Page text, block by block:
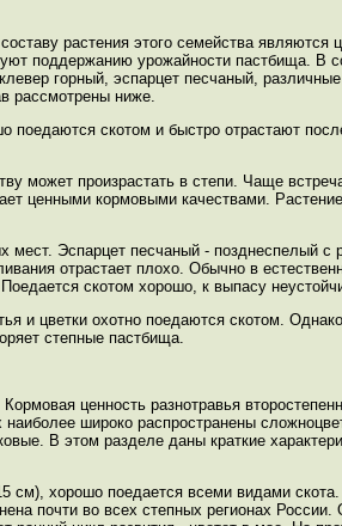
растения этого семейства являются
поддержанию урожайности пастбища. В
горный, эспарцет песчаный, различные
рассмотрены ниже.
скотом и быстро отрастают
может произрастать в степи. Чаще
ценными кормовыми качествами.
мест. Эспарцет песчаный - позднеспелый с
отрастает плохо. Обычно в
скотом хорошо, к выпасу
и цветки охотно поедаются скотом.
степные пастбища.
ценность разнотравья
широко распространены
В этом разделе даны краткие
см), хорошо поедается всеми видами
почти во всех степных регионах России.